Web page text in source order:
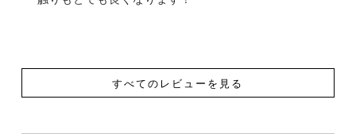
すべてのレビューを見る